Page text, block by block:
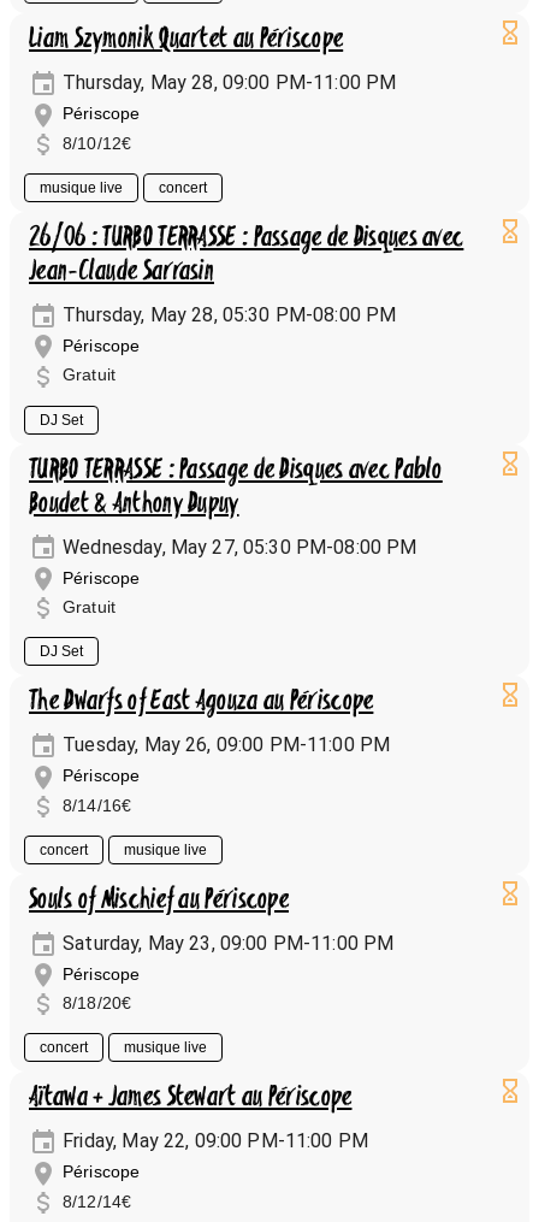
Liam Szymonik Quartet au Périscope
Thursday, May 28, 09:00 PM-11:00 PM
Périscope
8/10/12€
musique live concert
26/06 : TURBO TERRASSE : Passage de Disques avec
Jean-Claude Sarrasin
Thursday, May 28, 05:30 PM-08:00 PM
Périscope
Gratuit
DJ Set
TURBO TERRASSE : Passage de Disques avec Pablo
Boudet & Anthony Dupuy
Wednesday, May 27, 05:30 PM-08:00 PM
Périscope
Gratuit
DJ Set
The Dwarfs of East Agouza au Périscope
Tuesday, May 26, 09:00 PM-11:00 PM
Périscope
8/14/16€
concert musique live
Souls of Mischief au Périscope
Saturday, May 23, 09:00 PM-11:00 PM
Périscope
8/18/20€
concert musique live
Aïtawa + James Stewart au Périscope
Friday, May 22, 09:00 PM-11:00 PM
Périscope
8/12/14€